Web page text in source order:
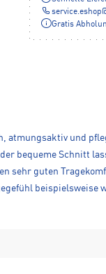
service.eshop
Gratis
atmungsaktiv und
bequeme Schnitt
sehr guten
beispielsweise